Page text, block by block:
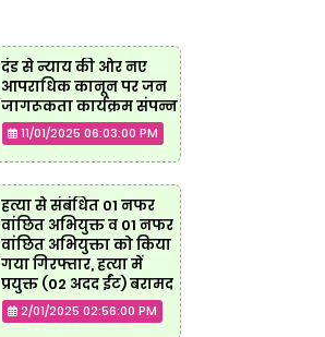
दंड से न्याय की ओर नए
आपराधिक कानून पर जन
जागरूकता कार्यक्रम संपन्न
11/01/2025 06:03:00 PM
हत्या से संबंधित 01 नफर
वांछित अभियुक्त व 01 नफर
वांछित अभियुक्ता को किया
गया गिरफ्तार, हत्या में
प्रयुक्त (02 अदद ईंट) बरामद
2/01/2025 02:56:00 PM